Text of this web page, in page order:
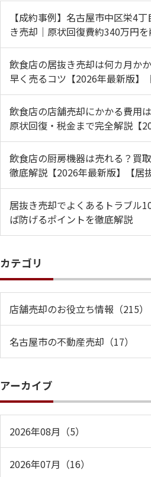
【成約事例】名古屋市中区栄4
き売却｜原状回復費約340万円
飲食店の居抜き売却は何カ月か
早く売るコツ【2026年最新版】
飲食店の店舗売却にかかる費用
原状回復・税金まで完全解説【
飲食店の厨房機器は売れる？買
徹底解説【2026年最新版】【居
居抜き売却でよくあるトラブル
ば防げるポイントを徹底解説
カテゴリ
店舗売却のお役立ち情報（215）
名古屋市の不動産売却（17）
アーカイブ
2026年08月（5）
2026年07月（16）